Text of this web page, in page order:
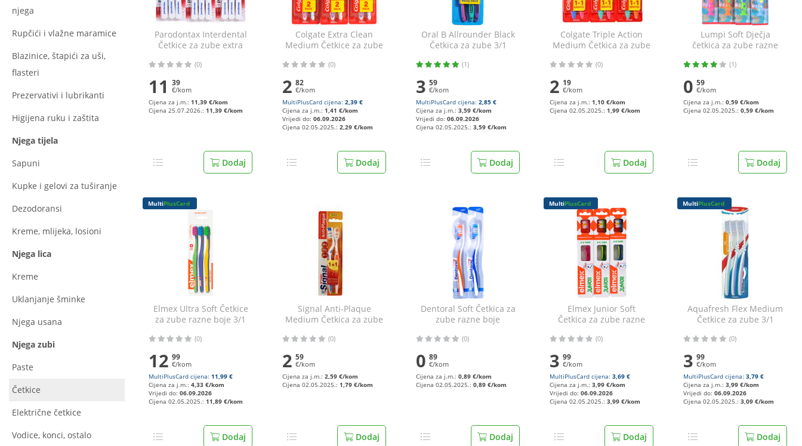
njega
Rupčići i vlažne maramice
Blazinice, štapići za uši,
flasteri
Prezervativi i lubrikanti
Higijena ruku i zaštita
Njega tijela
Sapuni
Kupke i gelovi za tuširanje
Dezodoransi
Kreme, mlijeka, losioni
Njega lica
Kreme
Uklanjanje šminke
Njega usana
Njega zubi
Paste
Četkice
Električne četkice
Vodice, konci, ostalo
Parodontax Interdental
Četkice za zube extra
(0)
11 39
€/kom
Cijena za j.m.: 11,39 €/kom
Cijena 25.07.2026.: 11,39 €/kom
Dodaj
Colgate Extra Clean
Medium Četkice za zube
(0)
2 82
€/kom
MultiPlusCard cijena: 2,39 €
Cijena za j.m.: 1,41 €/kom
Vrijedi do: 06.09.2026
Cijena 02.05.2025.: 2,29 €/kom
Dodaj
Oral B Allrounder Black
Četkica za zube 3/1
(1)
3 59
€/kom
MultiPlusCard cijena: 2,85 €
Cijena za j.m.: 3,59 €/kom
Vrijedi do: 06.09.2026
Cijena 02.05.2025.: 3,59 €/kom
Dodaj
Colgate Triple Action
Medium Četkica za zube
(0)
2 19
€/kom
Cijena za j.m.: 1,10 €/kom
Cijena 02.05.2025.: 1,99 €/kom
Dodaj
Lumpi Soft Dječja
četkica za zube razne
(1)
0 59
€/kom
Cijena za j.m.: 0,59 €/kom
Cijena 02.05.2025.: 0,59 €/kom
Dodaj
MultiPlusCard
Elmex Ultra Soft Četkice
za zube razne boje 3/1
(0)
12 99
€/kom
MultiPlusCard cijena: 11,99 €
Cijena za j.m.: 4,33 €/kom
Vrijedi do: 06.09.2026
Cijena 02.05.2025.: 11,89 €/kom
Dodaj
Signal Anti-Plaque
Medium Četkica za zube
(0)
2 59
€/kom
Cijena za j.m.: 2,59 €/kom
Cijena 02.05.2025.: 1,79 €/kom
Dodaj
Dentoral Soft Četkica za
zube razne boje
(0)
0 89
€/kom
Cijena za j.m.: 0,89 €/kom
Cijena 02.05.2025.: 0,89 €/kom
Dodaj
MultiPlusCard
Elmex Junior Soft
Četkica za zube razne
(0)
3 99
€/kom
MultiPlusCard cijena: 3,69 €
Cijena za j.m.: 3,99 €/kom
Vrijedi do: 06.09.2026
Cijena 02.05.2025.: 3,99 €/kom
Dodaj
MultiPlusCard
Aquafresh Flex Medium
Četkice za zube 3/1
(0)
3 99
€/kom
MultiPlusCard cijena: 3,79 €
Cijena za j.m.: 3,99 €/kom
Vrijedi do: 06.09.2026
Cijena 02.05.2025.: 3,09 €/kom
Dodaj